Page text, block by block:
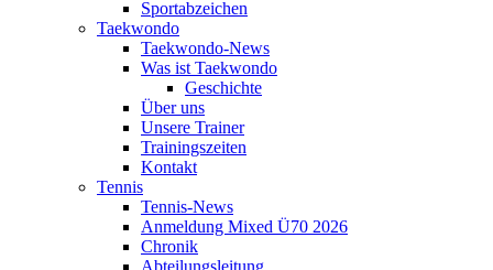
Sportabzeichen
Taekwondo
Taekwondo-News
Was ist Taekwondo
Geschichte
Über uns
Unsere Trainer
Trainingszeiten
Kontakt
Tennis
Tennis-News
Anmeldung Mixed Ü70 2026
Chronik
Abteilungsleitung